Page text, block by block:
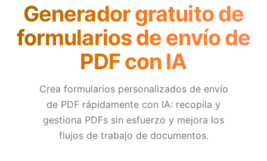
BLOG
PRECIOS
INICIAR SESIÓN
Generador gratuito de
formularios de envío de
PDF con IA
Crea formularios personalizados de envío
de PDF rápidamente con IA: recopila y
gestiona PDFs sin esfuerzo y mejora los
flujos de trabajo de documentos.